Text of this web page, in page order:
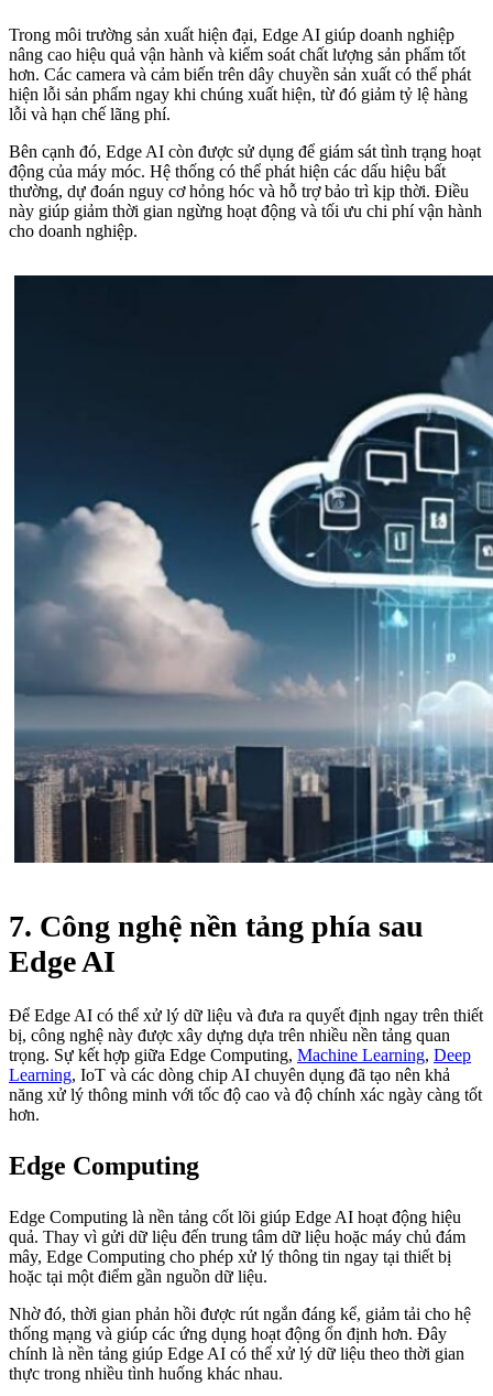
Trong môi trường sản xuất hiện đại, Edge AI giúp doanh nghiệp
nâng cao hiệu quả vận hành và kiểm soát chất lượng sản phẩm tốt
hơn. Các camera và cảm biến trên dây chuyền sản xuất có thể phát
hiện lỗi sản phẩm ngay khi chúng xuất hiện, từ đó giảm tỷ lệ hàng
lỗi và hạn chế lãng phí.
Bên cạnh đó, Edge AI còn được sử dụng để giám sát tình trạng hoạt
động của máy móc. Hệ thống có thể phát hiện các dấu hiệu bất
thường, dự đoán nguy cơ hỏng hóc và hỗ trợ bảo trì kịp thời. Điều
này giúp giảm thời gian ngừng hoạt động và tối ưu chi phí vận hành
cho doanh nghiệp.
7. Công nghệ nền tảng phía sau
Edge AI
Để Edge AI có thể xử lý dữ liệu và đưa ra quyết định ngay trên thiết
bị, công nghệ này được xây dựng dựa trên nhiều nền tảng quan
trọng. Sự kết hợp giữa Edge Computing, Machine Learning, Deep
Learning, IoT và các dòng chip AI chuyên dụng đã tạo nên khả
năng xử lý thông minh với tốc độ cao và độ chính xác ngày càng tốt
hơn.
Edge Computing
Edge Computing là nền tảng cốt lõi giúp Edge AI hoạt động hiệu
quả. Thay vì gửi dữ liệu đến trung tâm dữ liệu hoặc máy chủ đám
mây, Edge Computing cho phép xử lý thông tin ngay tại thiết bị
hoặc tại một điểm gần nguồn dữ liệu.
Nhờ đó, thời gian phản hồi được rút ngắn đáng kể, giảm tải cho hệ
thống mạng và giúp các ứng dụng hoạt động ổn định hơn. Đây
chính là nền tảng giúp Edge AI có thể xử lý dữ liệu theo thời gian
thực trong nhiều tình huống khác nhau.